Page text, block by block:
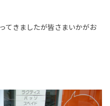
てきましたが皆さまいかがお